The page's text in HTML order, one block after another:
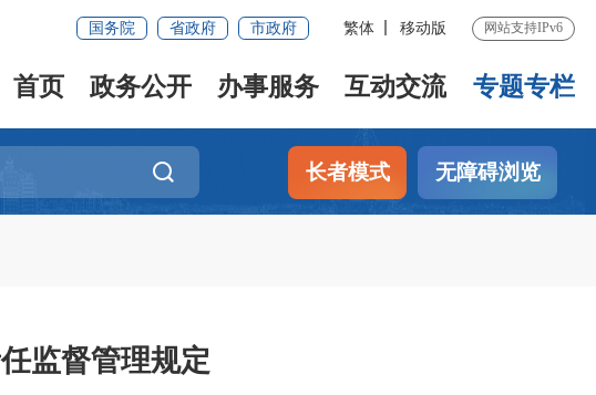
国务院 省政府 市政府 繁体 移动版 网站支持IPv6
首页 政务公开 办事服务 互动交流 专题专栏
长者模式 无障碍浏览
监督管理规定